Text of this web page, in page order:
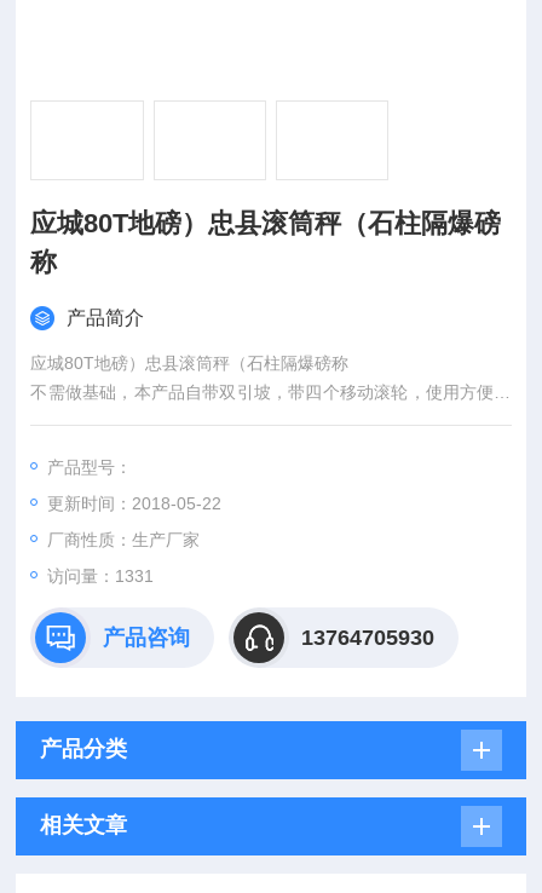
应城80T地磅）忠县滚筒秤（石柱隔爆磅
称
产品简介
应城80T地磅）忠县滚筒秤（石柱隔爆磅称
不需做基础，本产品自带双引坡，带四个移动滚轮，使用方便快
捷
可选打印机，大屏幕，软件，电脑，摄像头
产品型号：
更新时间：2018-05-22
厂商性质：生产厂家
访问量：1331
产品咨询 13764705930
产品分类
相关文章